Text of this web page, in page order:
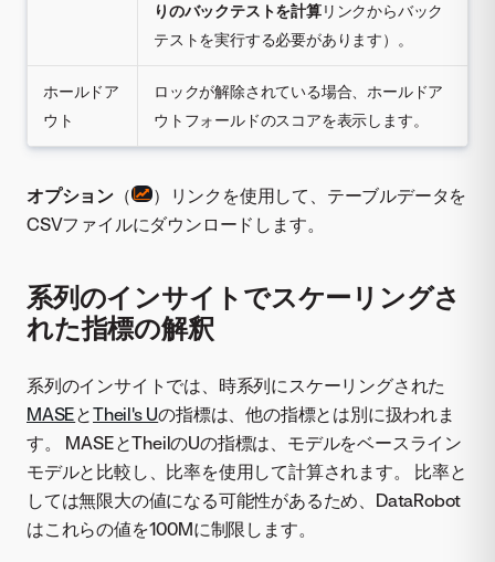
りのバックテストを計算リンクからバック
テストを実行する必要があります）。
ホールドア
ウト
ロックが解除されている場合、ホールドア
ウトフォールドのスコアを表示します。
オプション （
）リンクを使用して、テーブルデータを
CSVファイルにダウンロードします。
系列のインサイトでスケーリングさ
れた指標の解釈
系列のインサイトでは、時系列にスケーリングされた
MASEとTheil's Uの指標は、他の指標とは別に扱われま
す。 MASEとTheilのUの指標は、モデルをベースライン
モデルと比較し、比率を使用して計算されます。 比率と
しては無限大の値になる可能性があるため、DataRobot
はこれらの値を100Mに制限します。